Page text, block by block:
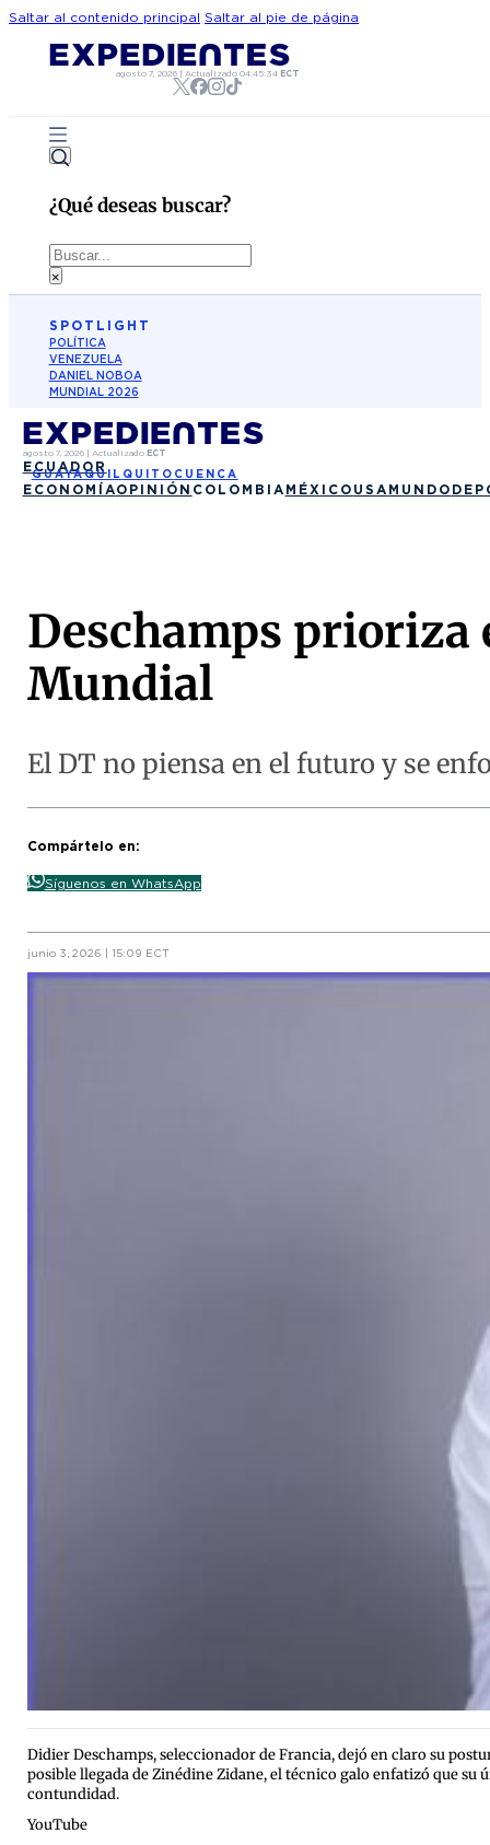
Saltar al contenido principal Saltar al pie de página
agosto 7, 2026 |Actualizado04:45:34 ECT
¿Qué deseas buscar?
Buscar
×
SPOTLIGHT
POLÍTICA
VENEZUELA
DANIEL NOBOA
MUNDIAL 2026
agosto 7, 2026| Actualizado ECT
ECUADOR
GUAYAQUIL QUITO CUENCA
ECONOMÍAOPINIÓN COLOMBIA MÉXICO USA MUNDO
Deschamps prioriza
Mundial
El DT no piensa en el futuro y se
Compártelo en:
Síguenos en WhatsApp
junio 3, 2026 | 15:09 ECT
Didier Deschamps, seleccionador de Francia, dejó en claro su
posible llegada de Zinédine Zidane, el técnico galo enfatizó que
contundidad.
YouTube